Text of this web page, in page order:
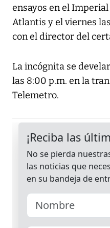
ensayos en el
Atlantis y el viernes
con el director del
La incógnita se
las 8:00 p.m. en la
Telemetro.